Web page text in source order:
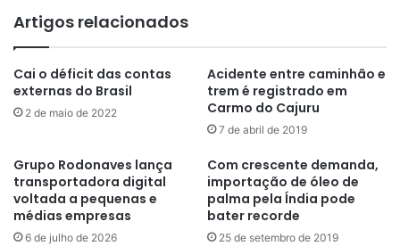
Artigos relacionados
Cai o déficit das contas
externas do Brasil
2 de maio de 2022
Acidente entre caminhão e
trem é registrado em
Carmo do Cajuru
7 de abril de 2019
Grupo Rodonaves lança
transportadora digital
voltada a pequenas e
médias empresas
6 de julho de 2026
Com crescente demanda,
importação de óleo de
palma pela Índia pode
bater recorde
25 de setembro de 2019